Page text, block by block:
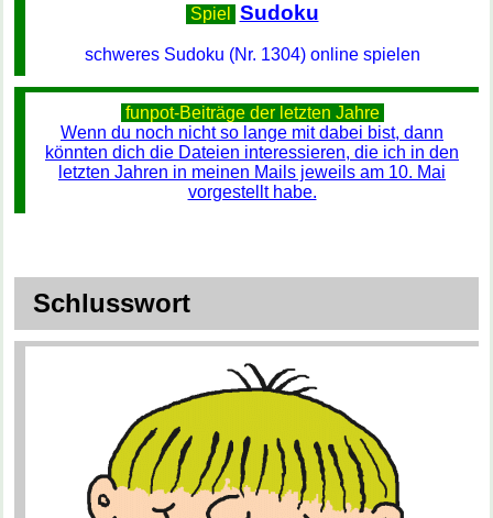
Spiel Sudoku
schweres Sudoku (Nr. 1304) online spielen
funpot-Beiträge der letzten Jahre
Wenn du noch nicht so lange mit dabei bist, dann
könnten dich die Dateien interessieren, die ich in den
letzten Jahren in meinen Mails jeweils am 10. Mai
vorgestellt habe.
Schlusswort